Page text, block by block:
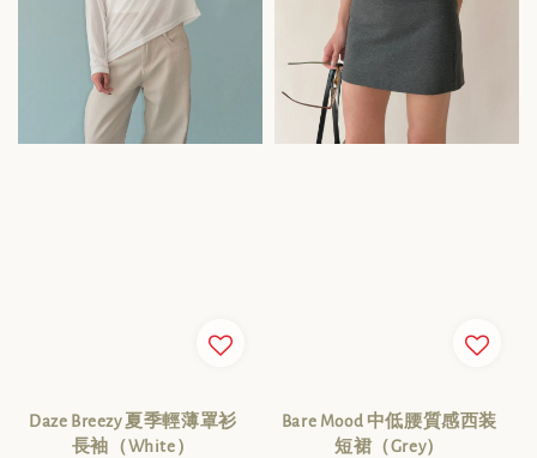
Daze Breezy 夏季輕薄罩衫
長袖（White）
Bare Mood 中低腰質感西装
短裙（Grey）